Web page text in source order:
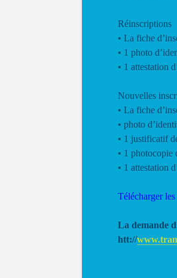
Réinscriptions
• La fiche
• 1 photo
• 1 attestation
Nouvelles
• La fiche
• photo
• 1 justificatif
• 1 photocopie
• 1 attestation
Télécharger
La demande
htt://